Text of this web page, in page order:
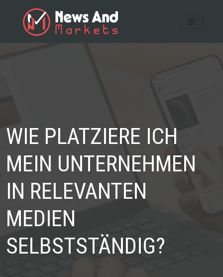
WIE PLATZIERE ICH
MEIN UNTERNEHMEN
IN RELEVANTEN
MEDIEN
SELBSTSTÄNDIG?